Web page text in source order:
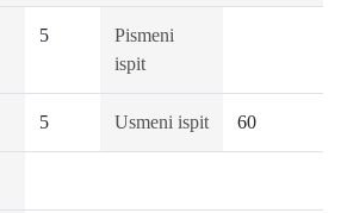
5
Pismeni
ispit
5 Usmeni ispit 60